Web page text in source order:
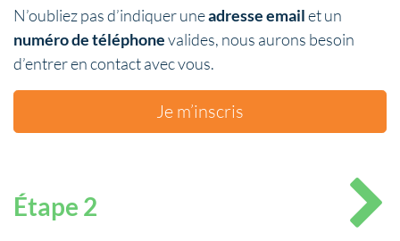
N’oubliez pas d’indiquer uneadresse emailet un
numéro de téléphonevalides, nous aurons besoin
d’entrer en contact avec vous.
Je m’inscris
Étape 2